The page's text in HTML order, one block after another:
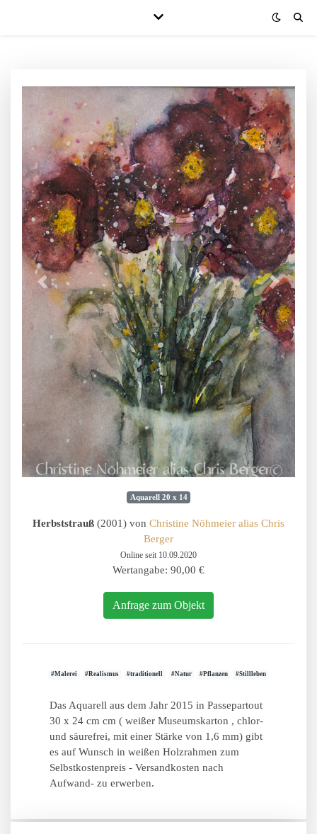
Aquarell 20 x 14
Herbststrauß (2001) von Christine Nöhmeier alias Chris
Berger
Online seit 10.09.2020
Wertangabe: 90,00 €
Anfrage zum Objekt
#Malerei #Realismus #traditionell #Natur #Pflanzen #Stillleben
Das Aquarell aus dem Jahr 2015 in Passepartout
30 x 24 cm cm ( weißer Museumskarton , chlor-
und säurefrei, mit einer Stärke von 1,6 mm) gibt
es auf Wunsch in weißen Holzrahmen zum
Selbstkostenpreis - Versandkosten nach
Aufwand- zu erwerben.